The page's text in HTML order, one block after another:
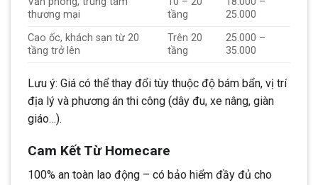
thương mại
tầng
25.000
Cao ốc, khách sạn từ 20
tầng trở lên
Trên 20
tầng
25.000 –
35.000
Lưu ý: Giá có thể thay đổi tùy thuộc độ bám bẩn, vị trí
địa lý và phương án thi công (dây đu, xe nâng, giàn
giáo…).
Cam Kết Từ Homecare
100% an toàn lao động – có bảo hiểm đầy đủ cho